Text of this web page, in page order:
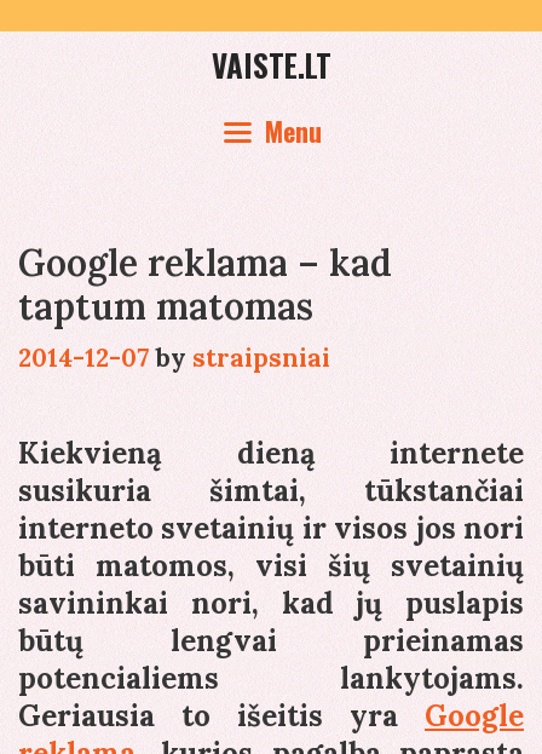
content
VAISTE.LT
Menu
Google reklama – kad
taptum matomas
2014-12-07by straipsniai
Kiekvieną dieną internete
susikuria šimtai, tūkstančiai
interneto svetainių ir visos jos nori
būti matomos, visi šių svetainių
savininkai nori, kad jų puslapis
būtų lengvai prieinamas
potencialiems lankytojams.
Geriausia to išeitis yra Google